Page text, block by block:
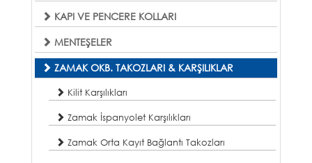
KAPI VE PENCERE KOLLARI
MENTEŞELER
ZAMAK OKB. TAKOZLARI & KARŞILIKLAR
Kilit Karşılıkları
Zamak İspanyolet Karşılıkları
Zamak Orta Kayıt Bağlantı Takozları